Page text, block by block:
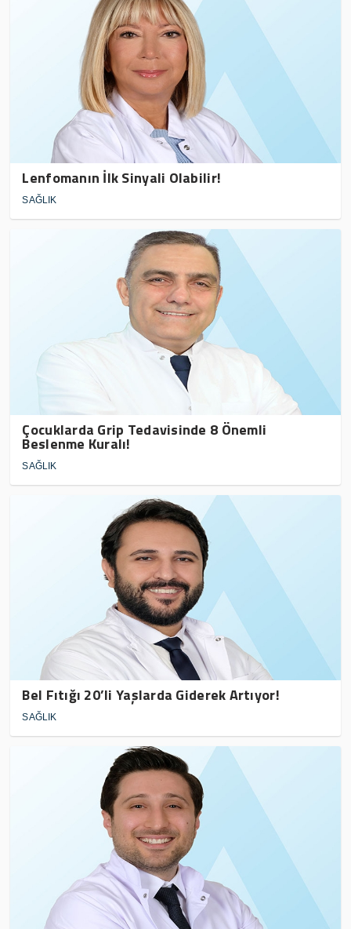
Lenfomanın İlk Sinyali Olabilir!
SAĞLIK
Çocuklarda Grip Tedavisinde 8 Önemli
Beslenme Kuralı!
SAĞLIK
Bel Fıtığı 20’li Yaşlarda Giderek Artıyor!
SAĞLIK